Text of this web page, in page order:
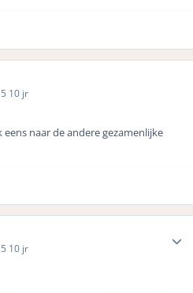
10 jr
naar de andere gezamenlijke
10 jr